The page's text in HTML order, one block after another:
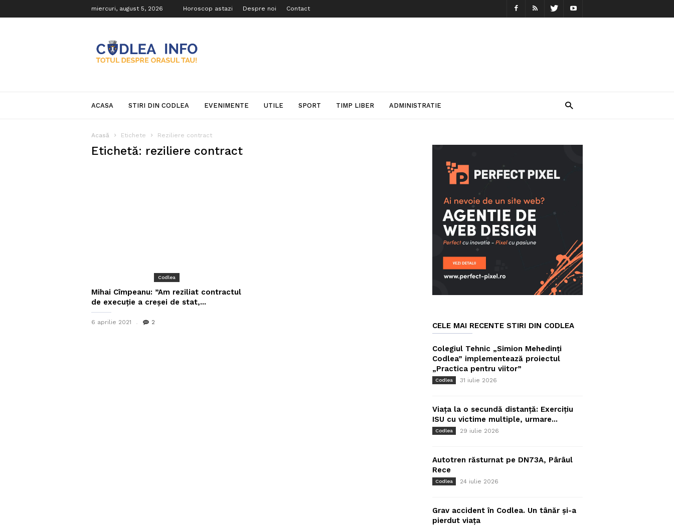
miercuri, august 5, 2026 Horoscop astazi Despre noi Contact
Info
ACASA STIRI DIN CODLEA EVENIMENTE UTILE SPORT TIMP LIBER ADMINISTRATIE
Acasă Etichete Reziliere contract
Etichetă: reziliere contract
Codlea
Mihai Cîmpeanu: ”Am reziliat contractul
de execuție a creșei de stat,...
6 aprilie 2021 2 CELE MAI RECENTE STIRI DIN CODLEA
Colegiul Tehnic „Simion Mehedinți
Codlea” implementează proiectul
„Practica pentru viitor”
Codlea 31 iulie 2026
Viața la o secundă distanță: Exercițiu
ISU cu victime multiple, urmare...
Codlea 29 iulie 2026
Autotren răsturnat pe DN73A, Pârâul
Rece
Codlea 24 iulie 2026
Grav accident în Codlea. Un tânăr și-a
pierdut viața